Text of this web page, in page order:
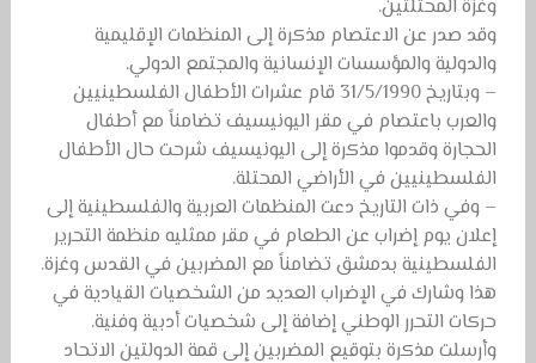
وغزة المحتلتين.
وقد صدر عن الاعتصام مذكرة إلى المنظمات الإقليمية
والدولية والمؤسسات الإنسانية والمجتمع الدولي.
– وبتاريخ 31/5/1990 قام عشرات الأطفال الفلسطينيين
والعرب باعتصام في مقر اليونيسيف تضامناً مع أطفال
الحجارة وقدموا مذكرة إلى اليونيسيف شرحت حال الأطفال
الفلسطينيين في الأراضي المحتلة.
– وفي ذات التاريخ دعت المنظمات العربية والفلسطينية إلى
إعلان يوم إضراب عن الطعام في مقر ممثليه منظمة التحرير
الفلسطينية بدمشق تضامناً مع المضربين في القدس وغزة.
هذا وشارك في الإضراب العديد من الشخصيات القيادية في
حركات التحرر الوطني إضافة إلى شخصيات أدبية وفنية.
وأرسلت مذكرة بتوقيع المضربين إلى قمة الدولتين الاتحاد